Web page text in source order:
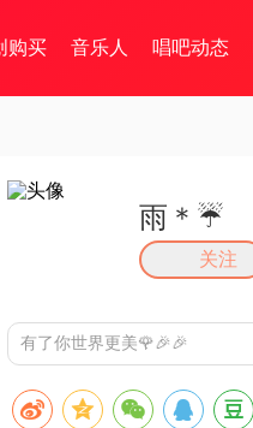
购买 音乐人 唱吧动态
雨＊☔️
关注
有了你世界更美🌹🎉🎉